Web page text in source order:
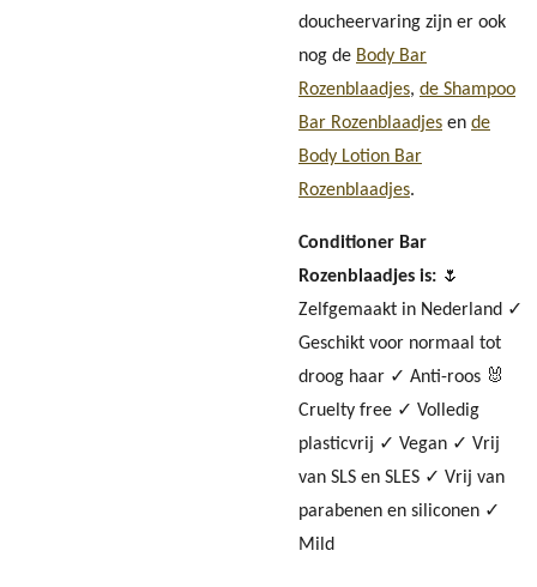
doucheervaring zijn er ook
nog de Body Bar
Rozenblaadjes, de Shampoo
Bar Rozenblaadjes en de
Body Lotion Bar
Rozenblaadjes.
Conditioner Bar
Rozenblaadjes is: 🌷
Zelfgemaakt in Nederland ✓
Geschikt voor normaal tot
droog haar ✓ Anti-roos 🐰
Cruelty free ✓ Volledig
plasticvrij ✓ Vegan ✓ Vrij
van SLS en SLES ✓ Vrij van
parabenen en siliconen ✓
Mild